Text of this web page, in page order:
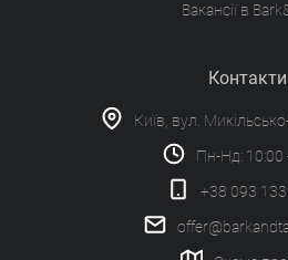
Вакансії в
Контакти
Київ, вул.
Пн-Нд: 10:00
+38 093